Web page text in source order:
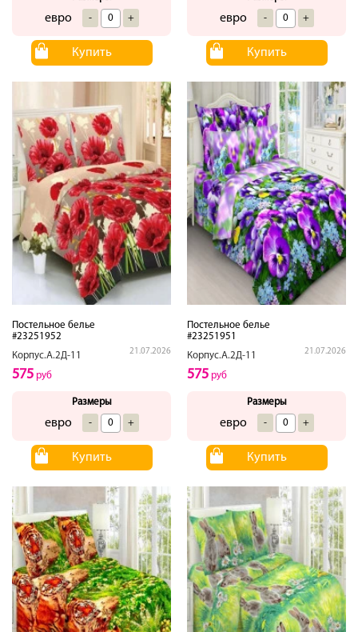
евро - +
Купить
евро - +
Купить
Постельное белье
#23251952
Корпус.А.2Д-11
21.07.2026
575 руб
Размеры
евро - +
Купить
Постельное белье
#23251951
Корпус.А.2Д-11
21.07.2026
575 руб
Размеры
евро - +
Купить